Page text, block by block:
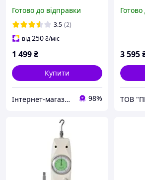
тестер вимірювач сили
стиснення
Готово до відправки
3.5 (2)
від250₴/міс
1 499₴
Купити
Інтернет-магазин «Gadgetarium» 98%
3 595